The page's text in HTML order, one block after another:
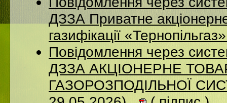
ДЗЗА Приватне
газифікації
Повідомлення через
ДЗЗА АКЦІОНЕРНЕ
ГАЗОРОЗПОДІЛЬНОЇ